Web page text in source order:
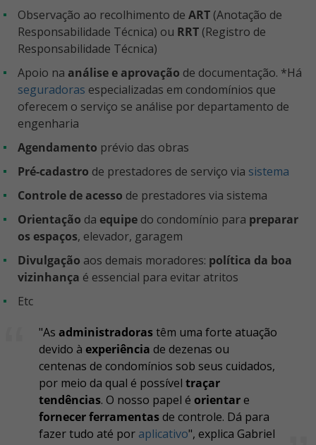
observação ao recolhimento de ART (Anotação de
Responsabilidade Técnica) ou RRT (Registro de
Responsabilidade Técnica)
apoio na análise e aprovação de documentação. *Há
seguradoras especializadas em condomínios que
oferecem o serviço se análise por departamento de
engenharia
agendamento prévio das obras
pré-cadastro de prestadores de serviço via sistema
controle de acesso de prestadores via sistema
orientação da equipe do condomínio para preparar
os espaços, elevador, garagem
divulgação aos demais moradores: política da boa
vizinhança é essencial para evitar atritos
etc
"As administradorastêm uma forte atuação
devido à experiência de dezenas ou
centenas de condomínios sob seus cuidados,
por meio da qual é possível traçar
tendências. O nosso papel é orientare
fornecer ferramentasde controle. Dá para
fazer tudo até por aplicativo", explica Gabriel